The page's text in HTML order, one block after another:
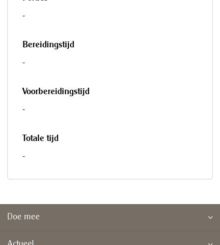
-
Bereidingstijd
-
Voorbereidingstijd
-
Totale tijd
-
Doe mee